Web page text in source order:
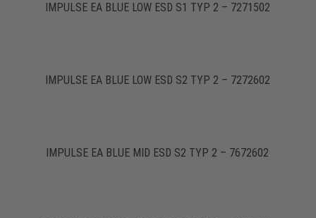
IMPULSE EA BLUE LOW ESD S1 TYP 2 – 7271502
IMPULSE EA BLUE LOW ESD S2 TYP 2 – 7272602
IMPULSE EA BLUE MID ESD S2 TYP 2 – 7672602